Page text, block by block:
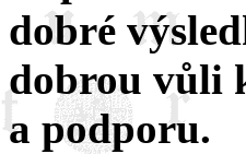
dobré
dobrou vůli
a podporu.